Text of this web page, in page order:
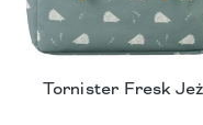
Tornister Fresk Jeż